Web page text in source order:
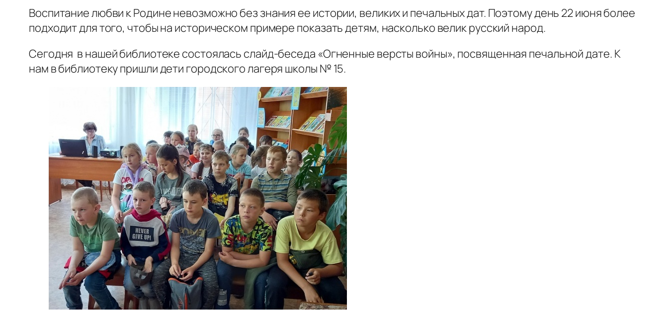
Воспитание любви к Родине невозможно без знания ее истории, великих и печальных дат. Поэтому день 22 июня более
подходит для того, чтобы на историческом примере показать детям, насколько велик русский народ.
Сегодня в нашей библиотеке состоялась слайд-беседа «Огненные версты войны», посвященная печальной дате. К
нам в библиотеку пришли дети городского лагеря школы № 15.